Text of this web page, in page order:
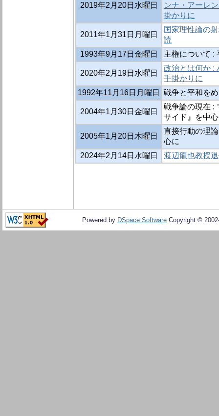
2019年2月20日水曜日
ンナ・アーレ
掛かりに
2011年1月31日月曜日
国家理性論の
読
1993年9月17日金曜日
主権について :
2020年2月19日水曜日
政治とは何か :
手掛かりに
1992年11月16日月曜日
戦争と平和を
2004年1月30日金曜日
戦争論の現在 :
サイド』を中
2005年1月20日木曜日
直接行動の理
心に
2024年2月14日水曜日
渡辺龍也教授
Powered by DSpace Software Copyright ©